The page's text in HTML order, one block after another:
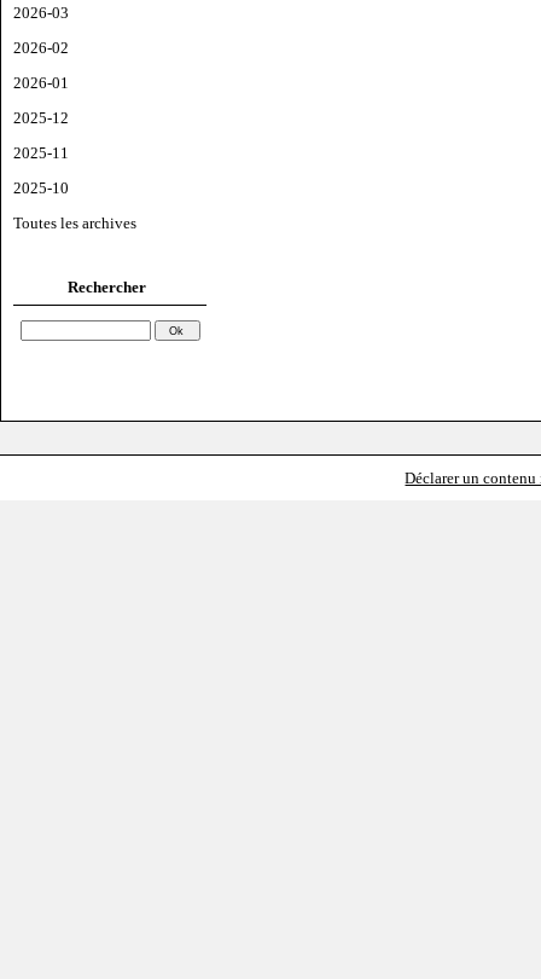
2026-03
2026-02
2026-01
2025-12
2025-11
2025-10
Toutes les archives
Rechercher
Déclarer un